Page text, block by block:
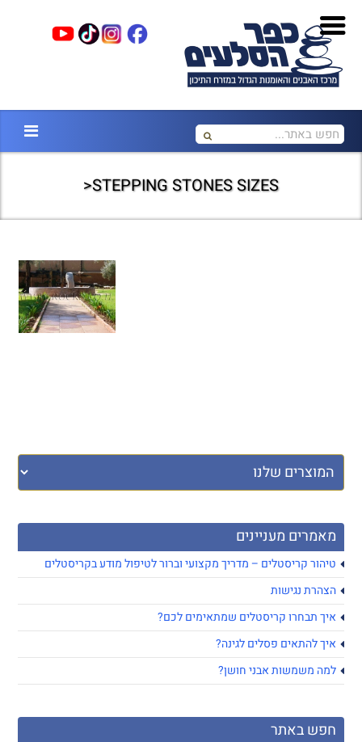
STEPPING STONES SIZES<
מאמרים מעניינים
טיהור קריסטלים – מדריך מקצועי וברור לטיפול מודע בקריסטלים
הצהרת נגישות
איך תבחרו קריסטלים שמתאימים לכם?
איך להתאים פסלים לגינה?
למה משמשות אבני חושן?
חפש באתר